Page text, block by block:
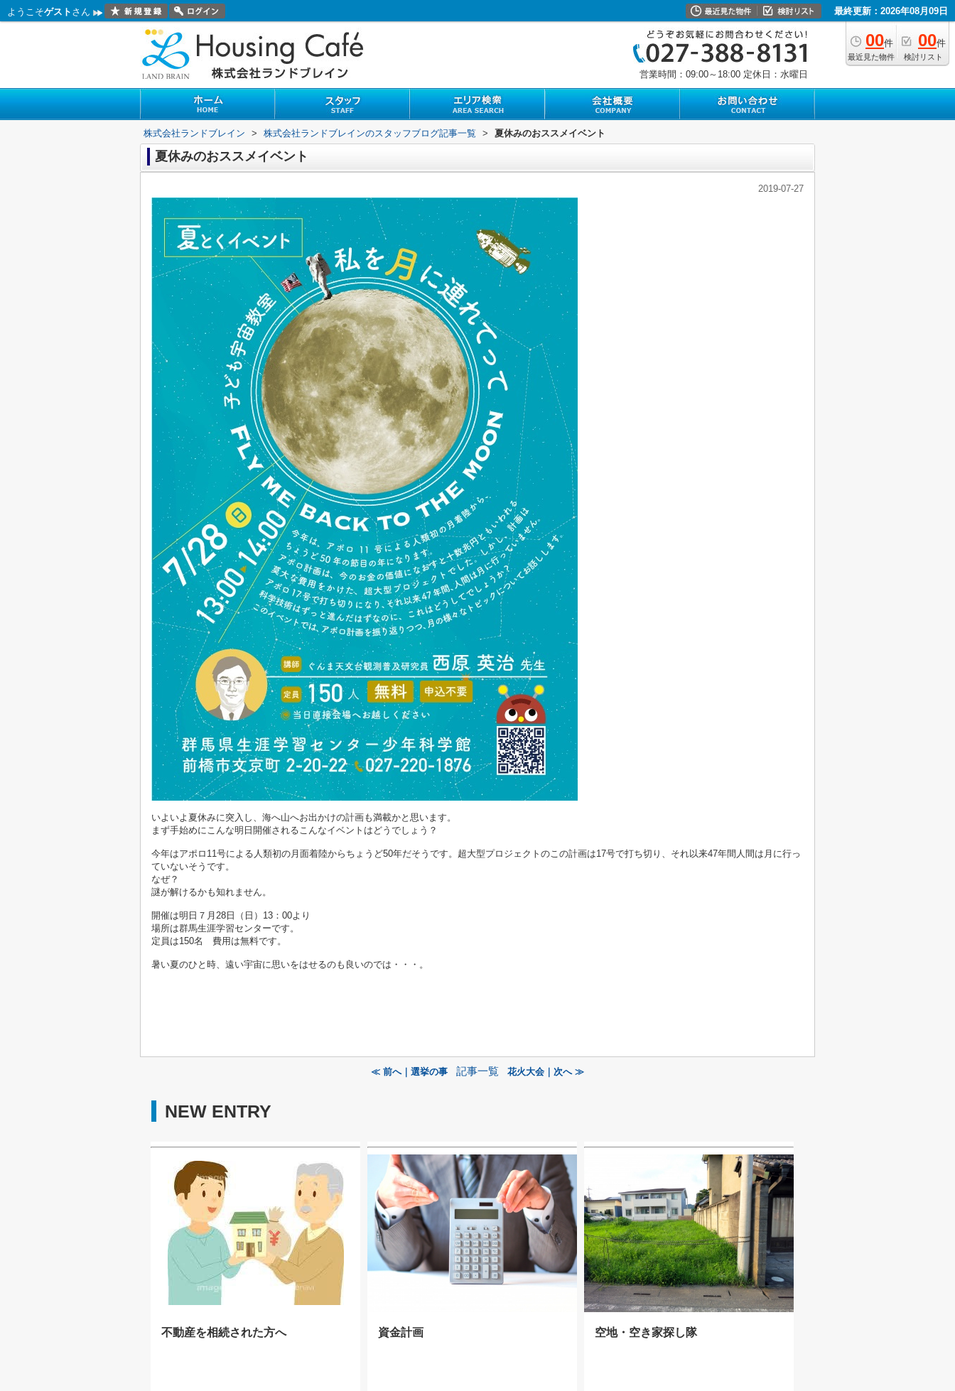
ようこそゲスト さん 最終更新：2026年08月09日
00件
最近見た物件
00件
検討リスト
営業時間：09:00～18:00 定休日：水曜日
株式会社ランドブレイン > 株式会社ランドブレインのスタッフブログ記事一覧 > 夏休みのおススメイベント
夏休みのおススメイベント
2019-07-27
いよいよ夏休みに突入し、海へ山へお出かけの計画も満載かと思います。
まず手始めにこんな明日開催されるこんなイベントはどうでしょう？
今年はアポロ11号による人類初の月面着陸からちょうど50年だそうです。超大型プロジェクトのこの計画は17号で打ち切り、それ以来47年間人間は月に行っ
ていないそうです。
なぜ？
謎が解けるかも知れません。
開催は明日７月28日（日）13：00より
場所は群馬生涯学習センターです。
定員は150名 費用は無料です。
暑い夏のひと時、遠い宇宙に思いをはせるのも良いのでは・・・。
≪ 前へ｜選挙の事 記事一覧 花火大会｜次へ ≫
NEW ENTRY
不動産を相続された方へ 資金計画 空地・空き家探し隊